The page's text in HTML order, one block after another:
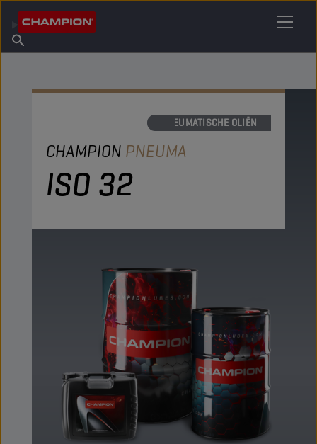
Over Champion
Vind een verkooppunt
PNEUMATISCHE OLIËN
CHAMPION PNEUMA
ISO 32